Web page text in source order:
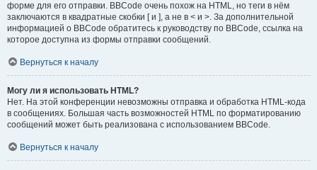
форме для его отправки. BBCode очень похож на HTML, но теги в нём
заключаются в квадратные скобки [ и ], а не в < и >. За дополнительной
информацией о BBCode обратитесь к руководству по BBCode, ссылка на
которое доступна из формы отправки сообщений.
Вернуться к началу
Могу ли я использовать HTML?
Нет. На этой конференции невозможны отправка и обработка HTML-кода
в сообщениях. Большая часть возможностей HTML по форматированию
сообщений может быть реализована с использованием BBCode.
Вернуться к началу